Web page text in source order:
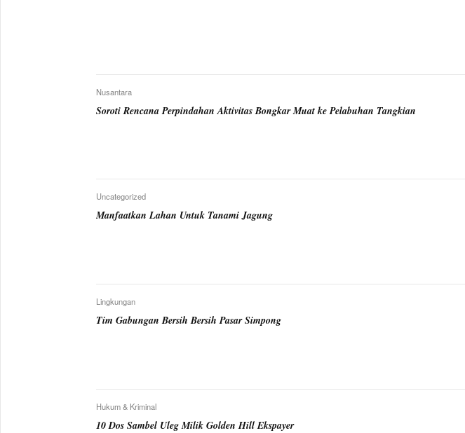
Nusantara
Soroti Rencana Perpindahan Aktivitas Bongkar Muat ke Pelabuhan Tangkian
Uncategorized
Manfaatkan Lahan Untuk Tanami Jagung
Lingkungan
Tim Gabungan Bersih Bersih Pasar Simpong
Hukum & Kriminal
10 Dos Sambel Uleg Milik Golden Hill Ekspayer